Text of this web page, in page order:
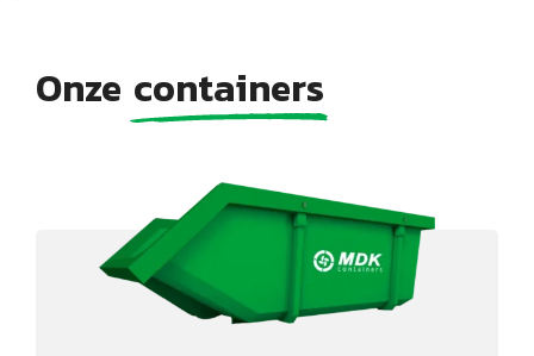
Onze containers